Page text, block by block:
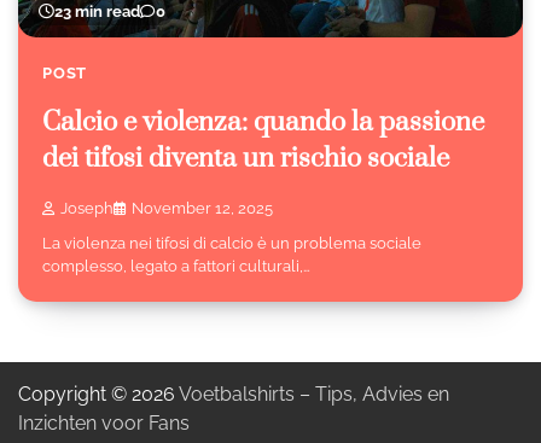
23 min read 0
POST
Calcio e violenza: quando la passione
dei tifosi diventa un rischio sociale
Joseph
November 12, 2025
La violenza nei tifosi di calcio è un problema sociale
complesso, legato a fattori culturali,…
Copyright © 2026 Voetbalshirts – Tips, Advies en
Inzichten voor Fans